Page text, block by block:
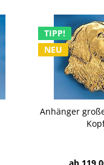
TIPP!
NEU
Anhänger